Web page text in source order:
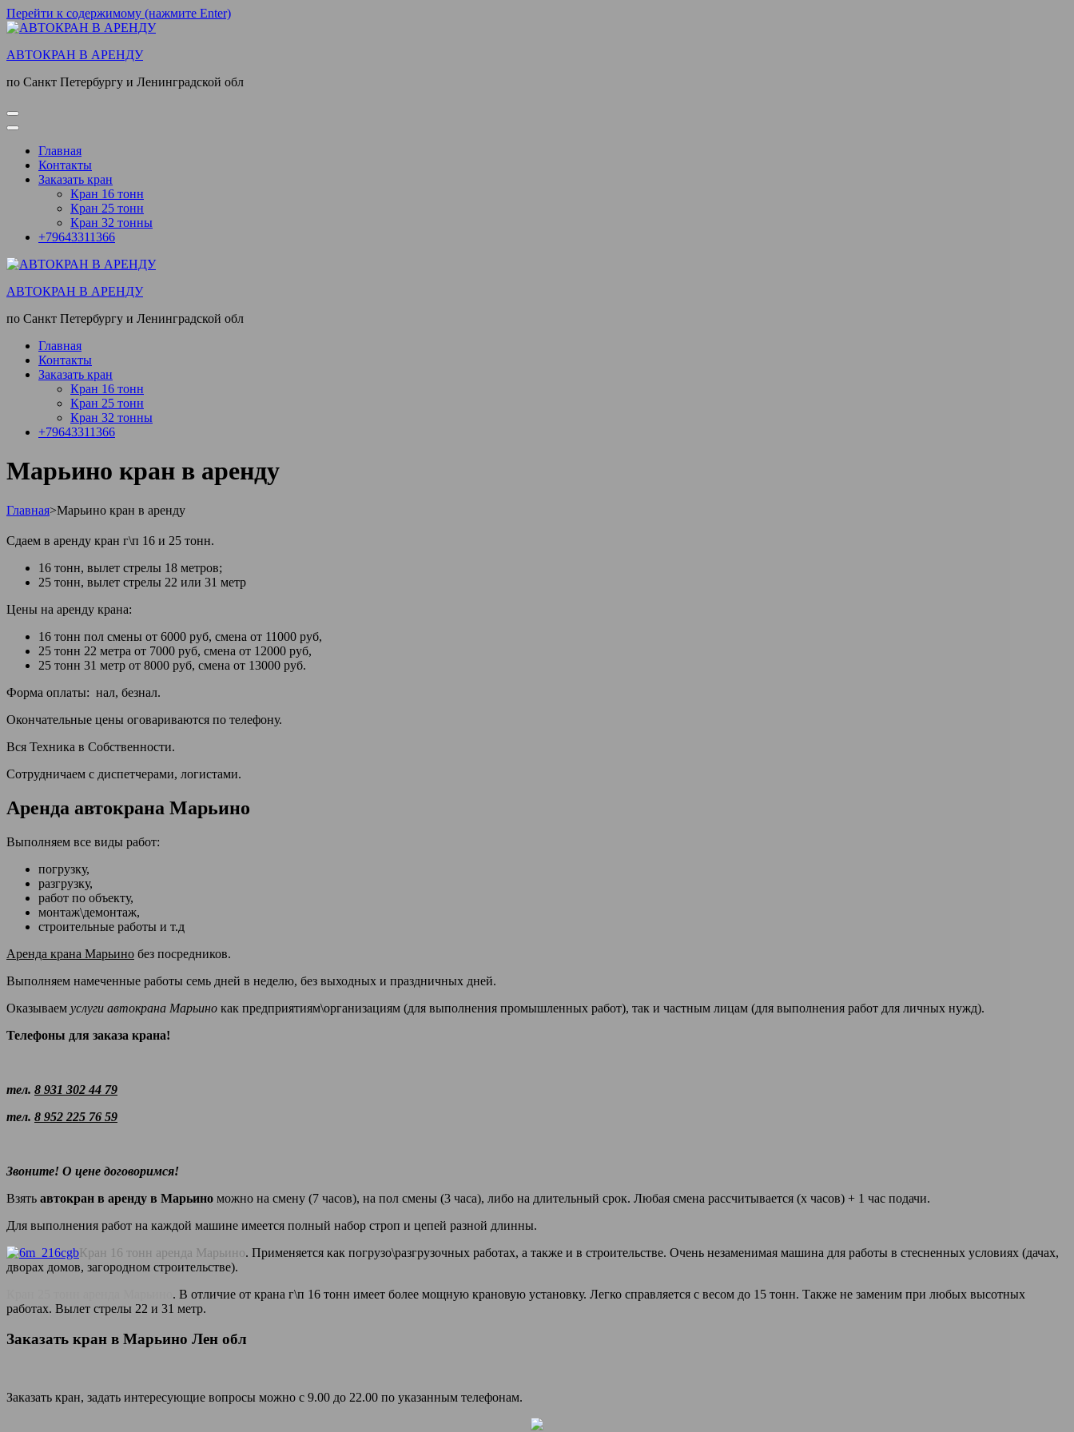
Перейти к содержимому (нажмите Enter)
АВТОКРАН В АРЕНДУ
по Санкт Петербургу и Ленинградской обл
Главная
Контакты
Заказать кран
Кран 16 тонн
Кран 25 тонн
Кран 32 тонны
+79643311366
АВТОКРАН В АРЕНДУ
по Санкт Петербургу и Ленинградской обл
Главная
Контакты
Заказать кран
Кран 16 тонн
Кран 25 тонн
Кран 32 тонны
+79643311366
Марьино кран в аренду
Главная>Марьино кран в аренду
Сдаем в аренду кран г\п 16 и 25 тонн.
16 тонн, вылет стрелы 18 метров;
25 тонн, вылет стрелы 22 или 31 метр
Цены на аренду крана:
16 тонн пол смены от 6000 руб, смена от 11000 руб,
25 тонн 22 метра от 7000 руб, смена от 12000 руб,
25 тонн 31 метр от 8000 руб, смена от 13000 руб.
Форма оплаты: нал, безнал.
Окончательные цены оговариваются по телефону.
Вся Техника в Собственности.
Сотрудничаем с диспетчерами, логистами.
Аренда автокрана Марьино
Выполняем все виды работ:
погрузку,
разгрузку,
работ по объекту,
монтаж\демонтаж,
строительные работы и т.д
Аренда крана Марьино без посредников.
Выполняем намеченные работы семь дней в неделю, без выходных и праздничных дней.
Оказываем услуги автокрана Марьино как предприятиям\организациям (для выполнения промышленных работ), так и частным лицам (для выполнения работ для личных нужд).
Телефоны для заказа крана!
тел. 8 931 302 44 79
тел. 8 952 225 76 59
Звоните! О цене договоримся!
Взять автокран в аренду в Марьино можно на смену (7 часов), на пол смены (3 часа), либо на длительный срок. Любая смена рассчитывается (х часов) + 1 час подачи.
Для выполнения работ на каждой машине имеется полный набор строп и цепей разной длинны.
Кран 16 тонн аренда Марьино. Применяется как погрузо\разгрузочных работах, а также и в строительстве. Очень незаменимая машина для работы в стесненных условиях (дачах,
дворах домов, загородном строительстве).
. В отличие от крана г\п 16 тонн имеет более мощную крановую установку. Легко справляется с весом до 15 тонн. Также не заменим при любых высотных
работах. Вылет стрелы 22 и 31 метр.
Заказать кран в Марьино Лен обл
Заказать кран, задать интересующие вопросы можно с 9.00 до 22.00 по указанным телефонам.